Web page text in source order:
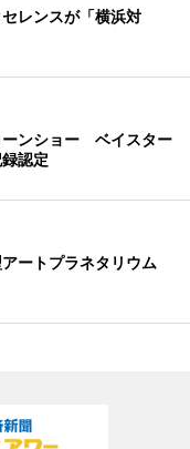
レンスが「横浜対
ーンショー ベイスター
認定
ートプラネタリウム